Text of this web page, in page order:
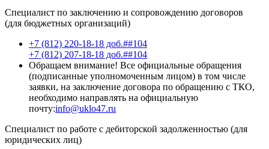
Специалист по заключению и сопровождению договоров
(для бюджетных организаций)
+7 (812) 220-18-18 доб.##104
+7 (812) 207-18-18 доб.##104
Обращаем внимание! Все официальные обращения
(подписанные уполномоченным лицом) в том числе
заявки, на заключение договора по обращению с ТКО,
необходимо направлять на официальную
почту:info@uklo47.ru
Специалист по работе с дебиторской задолженностью (для
юридических лиц)